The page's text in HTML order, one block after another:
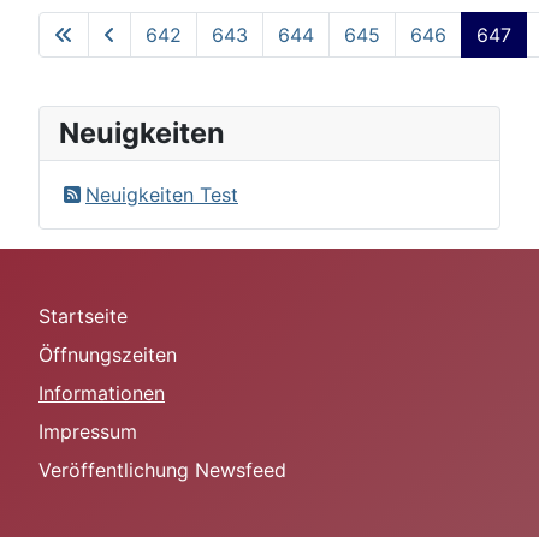
642 643 644 645 646 647
Neuigkeiten
Neuigkeiten Test
Startseite
Öffnungszeiten
Informationen
Impressum
Veröffentlichung Newsfeed